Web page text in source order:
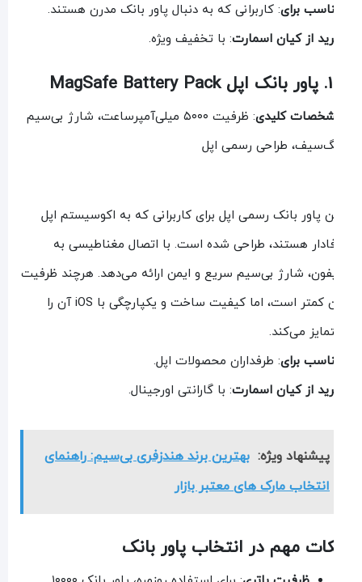
برای: کاربرانی که به دنبال پاور بانک مدرن هستند.
از کیان اسمارت: با تخفیف ویژه.
کلیدی
: ظرفیت ۵۰۰۰ میلی‌آمپرساعت، شارژ بی‌سیم
طراحی رسمی اپل
پاور بانک رسمی اپل برای کاربرانی که به اکوسیستم اپل
هستند، طراحی شده است. با اتصال مغناطیسی به
شارژ بی‌سیم سریع و ایمن ارائه می‌دهد. هرچند ظرفیت
آن کمتر است، اما کیفیت ساخت و یکپارچگی با iOS آن را
می‌کند.
برای: طرفداران محصولات اپل.
از کیان اسمارت: با گارانتی اورجینال.
پیشنهاد ویژه: بهترین برند هندزفری بی‌سیم: راهنمای
انتخاب مارک های معتبر بازار
مهم در انتخاب پاور بانک